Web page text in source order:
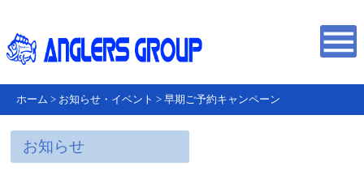
ホーム > お知らせ・イベント > 早期ご予約キャンペーン
お知らせ